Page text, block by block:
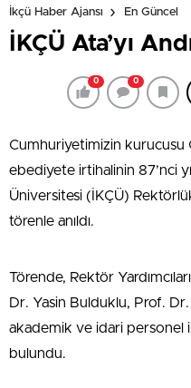
İkçü Haber Ajansı En Güncel
İKÇÜ Ata’yı
0 0
Cumhuriyetimizin kurucusu
ebediyete irtihalinin 87’nci
Üniversitesi (İKÇÜ)
törenle anıldı.
Törende, Rektör
Dr. Yasin Bulduklu, Prof.
akademik ve idari personel
bulundu.